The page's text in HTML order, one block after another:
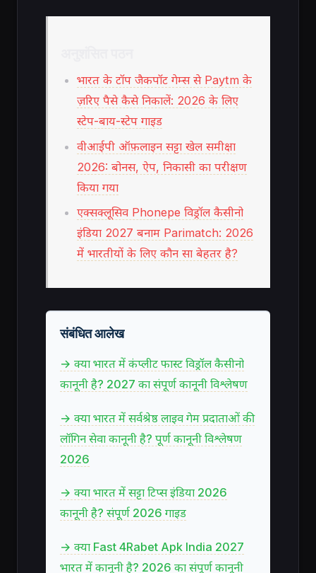
भारत के टॉप जैकपॉट गेम्स से Paytm के
ज़रिए पैसे कैसे निकालें: 2026 के लिए
स्टेप-बाय-स्टेप गाइड
वीआईपी ऑफ़लाइन सट्टा खेल समीक्षा
2026: बोनस, ऐप, निकासी का परीक्षण
किया गया
एक्सक्लूसिव Phonepe विड्रॉल कैसीनो
इंडिया 2027 बनाम Parimatch: 2026
में भारतीयों के लिए कौन सा बेहतर है?
संबंधित आलेख
→ क्या भारत में कंप्लीट फास्ट विड्रॉल कैसीनो
कानूनी है? 2027 का संपूर्ण कानूनी विश्लेषण
→ क्या भारत में सर्वश्रेष्ठ लाइव गेम प्रदाताओं की
लॉगिन सेवा कानूनी है? पूर्ण कानूनी विश्लेषण
2026
→ क्या भारत में सट्टा टिप्स इंडिया 2026
कानूनी है? संपूर्ण 2026 गाइड
→ क्या Fast 4Rabet Apk India 2027
भारत में कानूनी है? 2026 का संपूर्ण कानूनी